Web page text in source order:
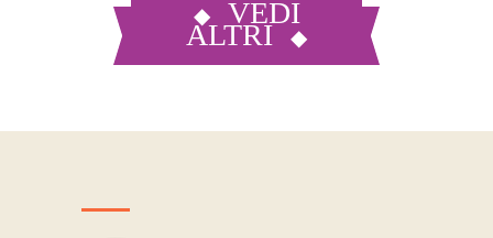
VEDI
ALTRI